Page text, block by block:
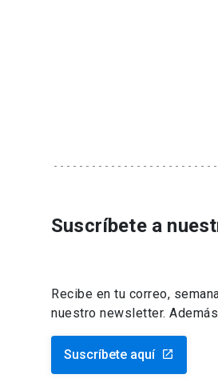
Suscríbete a
Recibe en tu correo,
nuestro newsletter.
Suscríbete aquí launch